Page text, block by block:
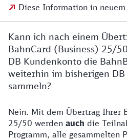
Diese Information in
Kann ich nach einem
BahnCard (Business) 25/
DB Kundenkonto die
weiterhin im bisherigen
sammeln?
Nein. Mit dem Übertrag Ihrer
25/50 werden auch die
Programm, alle gesammelten